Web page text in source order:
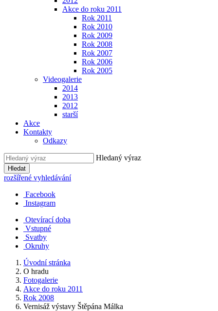
Akce do roku 2011
Rok 2011
Rok 2010
Rok 2009
Rok 2008
Rok 2007
Rok 2006
Rok 2005
Videogalerie
2014
2013
2012
starší
Akce
Kontakty
Odkazy
Hledaný výraz
Hledat
rozšířené vyhledávání
Facebook
Instagram
Otevírací doba
Vstupné
Svatby
Okruhy
Úvodní stránka
O hradu
Fotogalerie
Akce do roku 2011
Rok 2008
Vernisáž výstavy Štěpána Málka